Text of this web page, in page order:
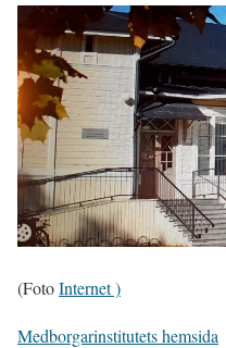
(FotoInternet )
Medborgarinstitutets hemsida